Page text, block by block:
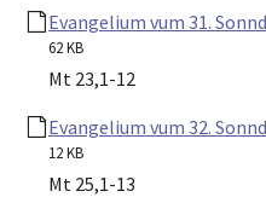
Evangelium vum 31.
62 KB
Mt 23,1-12
Evangelium vum 32.
12 KB
Mt 25,1-13